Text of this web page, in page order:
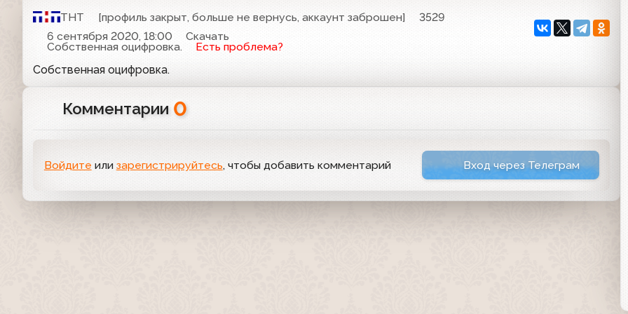
ТНТ [профиль закрыт, больше не вернусь, аккаунт заброшен]
3529
6 сентября 2020, 18:00
Скачать
Собственная оцифровка.
Есть проблема?
Собственная оцифровка.
Комментарии 0
Войдите или зарегистрируйтесь, чтобы добавить комментарий Вход через Телеграм